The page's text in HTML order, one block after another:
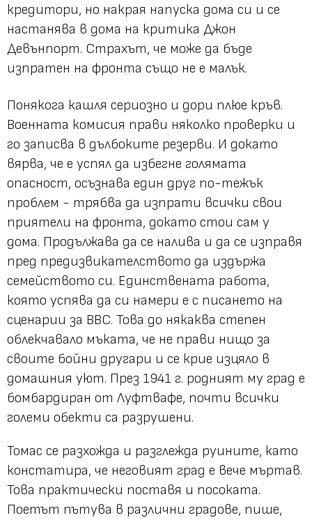
кредитори, но накрая напуска дома си и се
настанява в дома на критика Джон
Девънпорт. Страхът, че може да бъде
изпратен на фронта също не е малък.
Понякога кашля сериозно и дори плюе кръв.
Военната комисия прави няколко проверки и
го записва в дълбоките резерви. И докато
вярва, че е успял да избегне голямата
опасност, осъзнава един друг по-тежък
проблем - трябва да изпрати всички свои
приятели на фронта, докато стои сам у
дома. Продължава да се налива и да се изправя
пред предизвикателството да издържа
семейството си. Единствената работа,
която успява да си намери е с писането на
сценарии за BBC. Това до някаква степен
облекчавало мъката, че не прави нищо за
своите бойни другари и се крие изцяло в
домашния уют. През 1941 г. родният му град е
бомбардиран от Луфтвафе, почти всички
големи обекти са разрушени.
Томас се разхожда и разглежда руините, като
констатира, че неговият град е вече мъртав.
Това практически поставя и посоката.
Поетът пътува в различни градове, пише,